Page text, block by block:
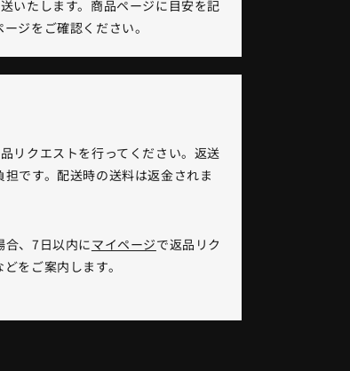
いたします。商品ページに目安を記
ジをご確認ください。
リクエストを行ってください。返送
です。配送時の送料は返金されま
合、7日以内にマイページで返品リク
をご案内します。